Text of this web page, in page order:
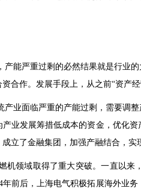
能严重过剩的必然结果就是行业
合作。发展手段上，从之前“资产
业面临严重的产能过剩，需要调
业发展筹措低成本的资金，优化
立了金融集团，加强产融结合，
机领域取得了重大突破。一直以来
年前后，上海电气积极拓展海外业